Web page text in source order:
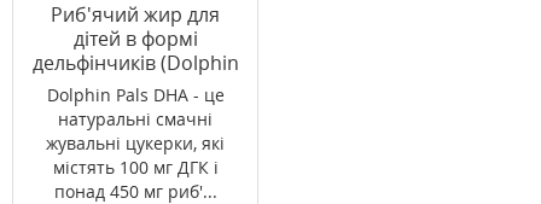
Риб'ячий жир для
дітей в формі
дельфінчиків (Dolphin
Pals DHA) 120
жувальних цукерок
ТМ Кантрі Лайф /
Country Life
Dolphin Pals DHA - це
натуральні смачні
жувальні цукерки, які
містять 100 мг ДГК і
понад 450 мг риб'...